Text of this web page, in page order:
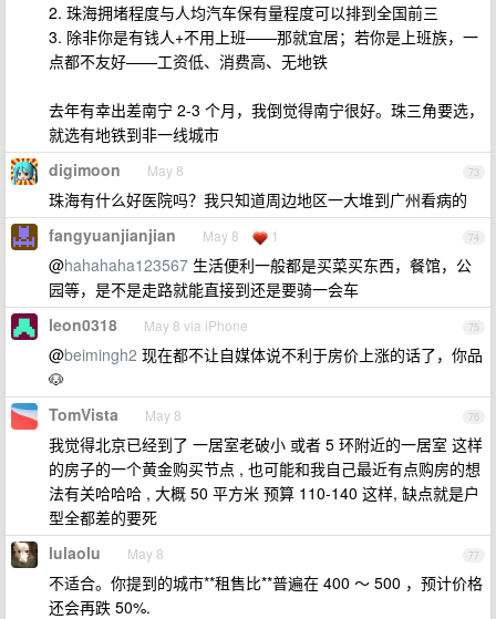
2. 珠海拥堵程度与人均汽车保有量程度可以排到全国前三
3. 除非你是有钱人+不用上班——那就宜居；若你是上班族，一
点都不友好——工资低、消费高、无地铁
去年有幸出差南宁 2-3 个月，我倒觉得南宁很好。珠三角要选，
就选有地铁到非一线城市
73
digimoon May 8
珠海有什么好医院吗？我只知道周边地区一大堆到广州看病的
74
fangyuanjianjian May 8 1
@hahahaha123567 生活便利一般都是买菜买东西，餐馆，公
园等，是不是走路就能直接到还是要骑一会车
75
leon0318 May 8 via iPhone
@beimingh2 现在都不让自媒体说不利于房价上涨的话了，你品
🐶
76
TomVista May 8
我觉得北京已经到了 一居室老破小 或者 5 环附近的一居室 这样
的房子的一个黄金购买节点 , 也可能和我自己最近有点购房的想
法有关哈哈哈 , 大概 50 平方米 预算 110-140 这样, 缺点就是户
型全都差的要死
77
lulaolu May 8
不适合。你提到的城市**租售比**普遍在 400 ～ 500 ，预计价格
还会再跌 50%.